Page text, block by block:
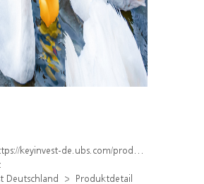
keyinvest-de.ubs.com/produkt/detail/index/isin/DE000WA88ZL8
Deutschland
Produktdetail